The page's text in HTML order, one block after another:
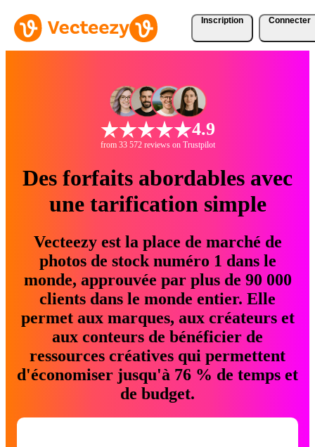
Inscription Connecter
4.9
from 33 572 reviews on Trustpilot
Des forfaits abordables avec
une tarification simple
Vecteezy est la place de marché de
photos de stock numéro 1 dans le
monde, approuvée par plus de 90 000
clients dans le monde entier. Elle
permet aux marques, aux créateurs et
aux conteurs de bénéficier de
ressources créatives qui permettent
d'économiser jusqu'à 76 % de temps et
de budget.